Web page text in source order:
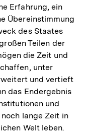
Erfahrung, ein
Übereinstimmung
des Staates
Teilen der
die Zeit und
unter
und vertieft
das Endergebnis
und
lange Zeit in
Welt leben.